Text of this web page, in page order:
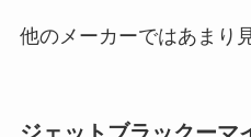
他のメーカーではあまり